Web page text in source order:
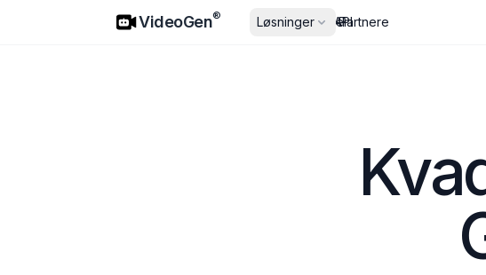
VideoGen
VideoGen® LøsningerPriser
API
Partnere